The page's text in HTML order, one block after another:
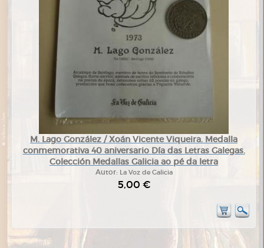
M. Lago González / Xoán Vicente Viqueira. Medalla
conmemorativa 40 aniversario Día das Letras Galegas.
Colección Medallas Galicia ao pé da letra
Autor: La Voz de Galicia
5,00 €